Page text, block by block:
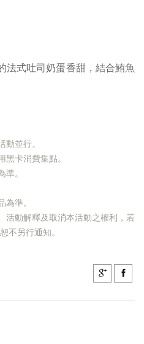
法式吐司奶蛋香甜，結合鮪魚
並行。
卡消費集點。
。
準。
活動解釋及取消本活動之權利，若
不另行通知。